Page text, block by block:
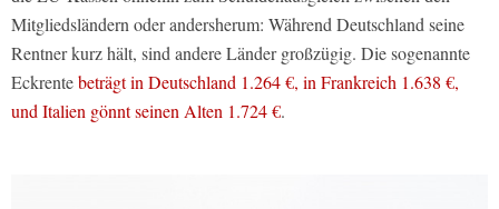
Mitgliedsländern oder andersherum: Während Deutschland seine
Rentner kurz hält, sind andere Länder großzügig. Die sogenannte
Eckrentebeträgt in Deutschland 1.264 €, in Frankreich 1.638 €,
und Italien gönnt seinen Alten 1.724 €.